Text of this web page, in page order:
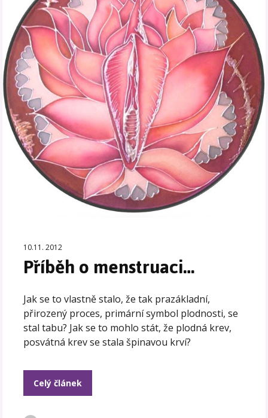
10.11. 2012
Příběh o menstruaci…
Jak se to vlastně stalo, že tak prazákladní,
přirozený proces, primární symbol plodnosti, se
stal tabu? Jak se to mohlo stát, že plodná krev,
posvátná krev se stala špinavou krví?
Celý článek